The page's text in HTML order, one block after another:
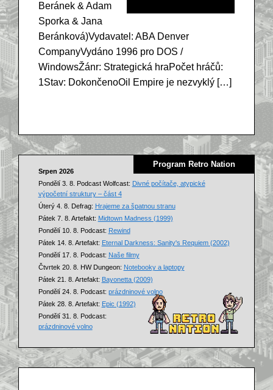
Beránek & Adam
Sporka & Jana
Beránková)Vydavatel: ABA Denver
CompanyVydáno 1996 pro DOS /
WindowsŽánr: Strategická hraPočet hráčů:
1Stav: DokončenoOil Empire je nezvyklý […]
Program Retro Nation
Srpen 2026
Pondělí 3. 8. Podcast Wolfcast: Divné počítače, atypické
výpočetní struktury – část 4
Úterý 4. 8. Defrag: Hrajeme za špatnou stranu
Pátek 7. 8. Artefakt: Midtown Madness (1999)
Pondělí 10. 8. Podcast: Rewind
Pátek 14. 8. Artefakt: Eternal Darkness: Sanity's Requiem (2002)
Pondělí 17. 8. Podcast: Naše filmy
Čtvrtek 20. 8. HW Dungeon: Notebooky a laptopy
Pátek 21. 8. Artefakt: Bayonetta (2009)
Pondělí 24. 8. Podcast: prázdninové volno
Pátek 28. 8. Artefakt: Epic (1992)
Pondělí 31. 8. Podcast:
prázdninové volno